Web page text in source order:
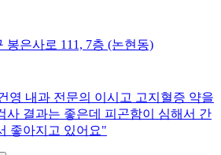
봉은사로 111, 7층 (논현동)
영 내과 전문의 이시고 고지혈증 약을
사 결과는 좋은데 피곤함이 심해서 간
좋아지고 있어요"